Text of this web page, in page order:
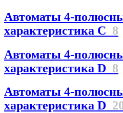
Автоматы 4-
характеристика C 8
Автоматы 4-
характеристика D 8
Автоматы 4-
характеристика D